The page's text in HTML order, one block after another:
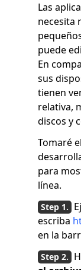
Las
necesita
puede
En
sus
tienen
relativa,
discos y
Tomaré el
para
línea.
escriba
en la